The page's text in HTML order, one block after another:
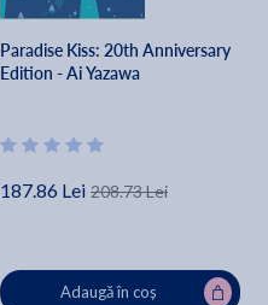
Paradise Kiss: 20th Anniversary
Edition - Ai Yazawa
187.86 Lei 208.73 Lei
Adaugă în coș